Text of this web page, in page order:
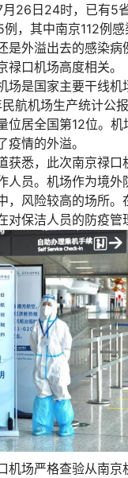
月26日24时，已有5
，其中南京112例
是外溢出去的感染病
口机场高度相关。
场是国家主要干线机
航机场生产统计公
位居全国第12位。机
疫情的外溢。
获悉，此次南京禄口
人员。机场作为境外
，风险较高的场所。
保洁人员的防疫管
机场严格查验从南京